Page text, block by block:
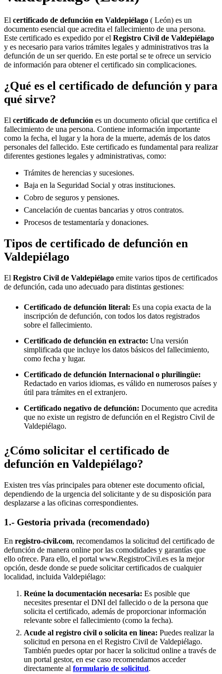
El certificado de defunción en Valdepiélago ( León) es un
documento esencial que acredita el fallecimiento de una persona.
Este certificado es expedido por el Registro Civil de Valdepiélago
y es necesario para varios trámites legales y administrativos tras la
defunción de un ser querido. En este portal se te ofrece un servicio
de información para obtener el certificado sin complicaciones.
¿Qué es el certificado de defunción y para
qué sirve?
El certificado de defunción es un documento oficial que certifica el
fallecimiento de una persona. Contiene información importante
como la fecha, el lugar y la hora de la muerte, además de los datos
personales del fallecido. Este certificado es fundamental para realizar
diferentes gestiones legales y administrativas, como:
Trámites de herencias y sucesiones.
Baja en la Seguridad Social y otras instituciones.
Cobro de seguros y pensiones.
Cancelación de cuentas bancarias y otros contratos.
Procesos de testamentaría y donaciones.
Tipos de certificado de defunción en
Valdepiélago
El Registro Civil de Valdepiélago emite varios tipos de certificados
de defunción, cada uno adecuado para distintas gestiones:
Certificado de defunción literal: Es una copia exacta de la
inscripción de defunción, con todos los datos registrados
sobre el fallecimiento.
Certificado de defunción en extracto: Una versión
simplificada que incluye los datos básicos del fallecimiento,
como fecha y lugar.
Certificado de defunción Internacional o plurilingüe:
Redactado en varios idiomas, es válido en numerosos países y
útil para trámites en el extranjero.
Certificado negativo de defunción: Documento que acredita
que no existe un registro de defunción en el Registro Civil de
Valdepiélago.
¿Cómo solicitar el certificado de
defunción en Valdepiélago?
Existen tres vías principales para obtener este documento oficial,
dependiendo de la urgencia del solicitante y de su disposición para
desplazarse a las oficinas correspondientes.
1.- Gestoria privada (recomendado)
En registro-civil.com, recomendamos la solicitud del certificado de
defunción de manera online por las comodidades y garantías que
ello ofrece. Para ello, el portal www.RegistroCivil.es es la mejor
opción, desde donde se puede solicitar certificados de cualquier
localidad, incluida Valdepiélago:
Reúne la documentación necesaria: Es posible que
necesites presentar el DNI del fallecido o de la persona que
solicita el certificado, además de proporcionar información
relevante sobre el fallecimiento (como la fecha).
Acude al registro civil o solicita en línea: Puedes realizar la
solicitud en persona en el Registro Civil de Valdepiélago.
También puedes optar por hacer la solicitud online a través de
un portal gestor, en ese caso recomendamos acceder
directamente al formulario de solicitud.